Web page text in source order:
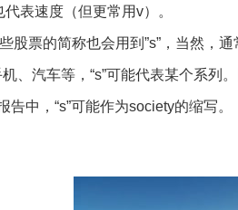
表速度（但更常用v）。
股票的简称也会用到”s”，当然，通
、汽车等，“s”可能代表某个系列
中，“s”可能作为society的缩写。